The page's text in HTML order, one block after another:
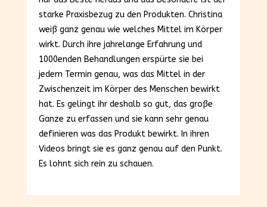
starke Praxisbezug zu den Produkten. Christina
weiß ganz genau wie welches Mittel im Körper
wirkt. Durch ihre jahrelange Erfahrung und
1000enden Behandlungen erspürte sie bei
jedem Termin genau, was das Mittel in der
Zwischenzeit im Körper des Menschen bewirkt
hat. Es gelingt ihr deshalb so gut, das große
Ganze zu erfassen und sie kann sehr genau
definieren was das Produkt bewirkt. In ihren
Videos bringt sie es ganz genau auf den Punkt.
Es lohnt sich rein zu schauen.